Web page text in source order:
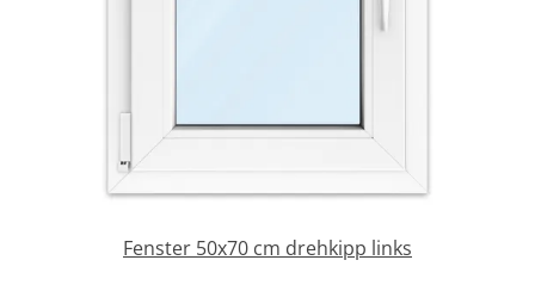
Garagentore
Fenster 50x70 cm drehkipp links